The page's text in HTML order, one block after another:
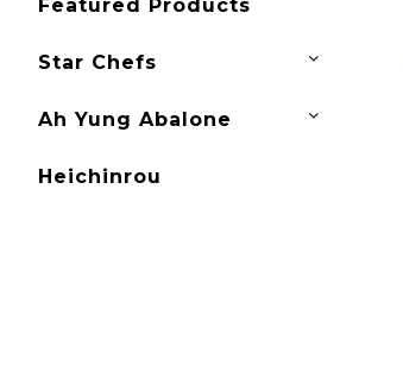
Featured Products
Star Chefs
Ah Yung Abalone
Heichinrou